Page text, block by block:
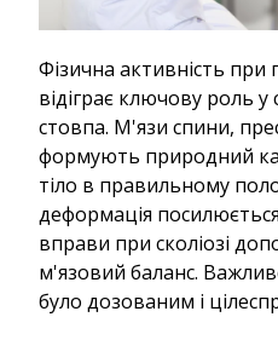
Фізична активність при
відіграє ключову роль у
стовпа. М'язи спини,
формують природний
тіло в правильному
деформація
вправи при сколіозі
м'язовий баланс.
було дозованим і